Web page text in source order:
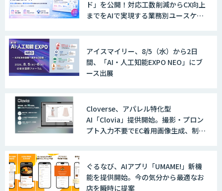
ド」を公開！対応工数削減からCX向上
までをAIで実現する業務別ユースケー
アイスマイリー、8/5（水）から2日
間、「AI・人工知能EXPO NEO」にブ
ース出展
Cloverse、アパレル特化型
AI「Clovia」提供開始。撮影・プロン
プト入力不要でEC着用画像生成、制作
ぐるなび、AIアプリ「UMAME!」新機
能を提供開始。今の気分から最適なお
店を瞬時に提案